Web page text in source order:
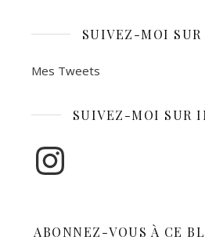
SUIVEZ-MOI SUR
Mes Tweets
SUIVEZ-MOI SUR
Instagram
ABONNEZ-VOUS À CE